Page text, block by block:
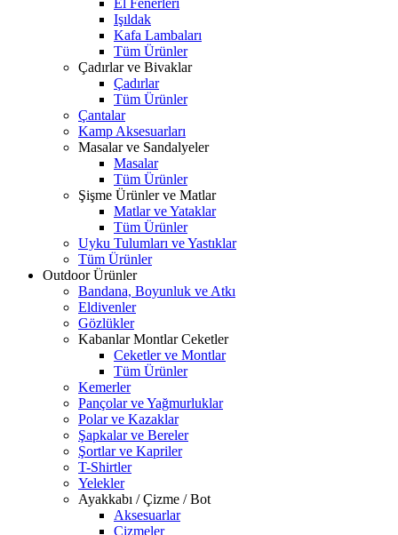
El Fenerleri
Işıldak
Kafa Lambaları
Tüm Ürünler
Çadırlar ve Bivaklar
Çadırlar
Tüm Ürünler
Çantalar
Kamp Aksesuarları
Masalar ve Sandalyeler
Masalar
Tüm Ürünler
Şişme Ürünler ve Matlar
Matlar ve Yataklar
Tüm Ürünler
Uyku Tulumları ve Yastıklar
Tüm Ürünler
Outdoor Ürünler
Bandana, Boyunluk ve Atkı
Eldivenler
Gözlükler
Kabanlar Montlar Ceketler
Ceketler ve Montlar
Tüm Ürünler
Kemerler
Pançolar ve Yağmurluklar
Polar ve Kazaklar
Şapkalar ve Bereler
Şortlar ve Kapriler
T-Shirtler
Yelekler
Ayakkabı / Çizme / Bot
Aksesuarlar
Çizmeler